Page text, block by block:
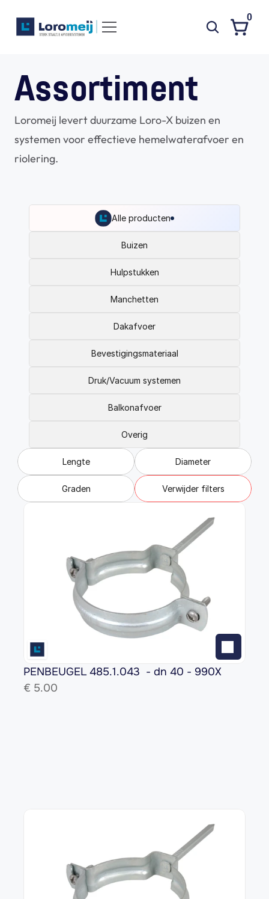
Assortiment
Loromeij levert duurzame Loro-X buizen en
systemen voor effectieve hemelwaterafvoer en
riolering.
Alle producten
Buizen
Hulpstukken
Manchetten
Dakafvoer
Bevestigingsmateriaal
Druk/Vacuum systemen
Balkonafvoer
Overig
Lengte Diameter
Graden Verwijder filters
PENBEUGEL 485.1.043  - dn 40 - 990X
€ 5.00
Producten
Projecten
Poedercoaten
Waarom Loromeij
Contact
0